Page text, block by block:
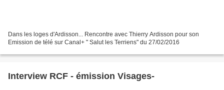
Dans les loges d'Ardisson... Rencontre avec Thierry Ardisson pour son
Emission de télé sur Canal+ " Salut les Terriens" du 27/02/2016
Interview RCF - émission Visages-